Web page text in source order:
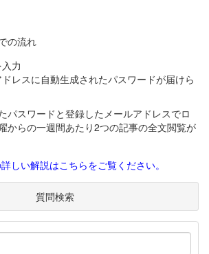
の流れ
力
レスに自動生成されたパスワードが届けら
パスワードと登録したメールアドレスでロ
からの一週間あたり2つの記事の全文閲覧が
しい解説はこちらをご覧ください。
質問検索